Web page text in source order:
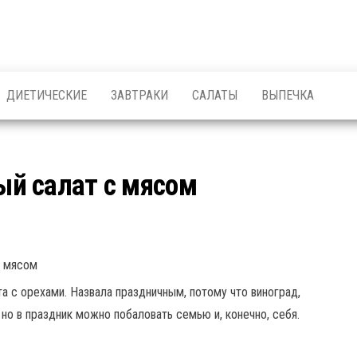
ДИЕТИЧЕСКИЕ ЗАВТРАКИ САЛАТЫ ВЫПЕЧКА
салат с мясом
с орехами. Назвала праздничным, потому что виноград,
в праздник можно побаловать семью и, конечно, себя.